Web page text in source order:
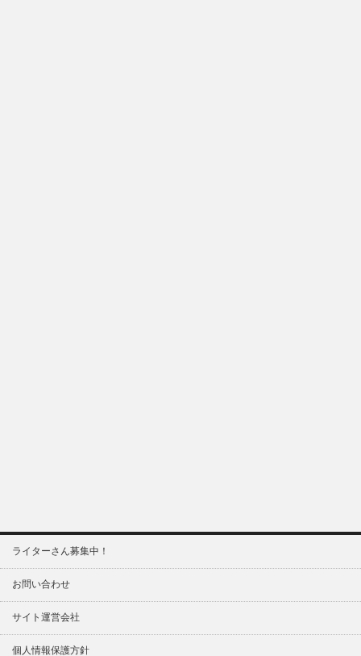
ライターさん募集中！
お問い合わせ
サイト運営会社
個人情報保護方針